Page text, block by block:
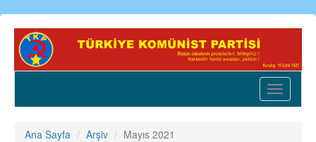
Ana
içeriğe
Toggle
Ana Sayfa Arşiv Mayıs 2021